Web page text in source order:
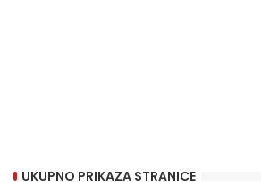
UKUPNO PRIKAZA STRANICE